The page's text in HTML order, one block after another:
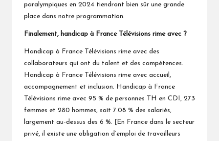
paralympiques en 2024 tiendront bien sûr une grande
place dans notre programmation.
Finalement, handicap à France Télévisions rime avec ?
Handicap à France Télévisions rime avec des
collaborateurs qui ont du talent et des compétences.
Handicap à France Télévisions rime avec accueil,
accompagnement et inclusion. Handicap à France
Télévisions rime avec 95 % de personnes TH en CDI, 273
femmes et 280 hommes, soit 7.08 % des salariés,
largement au-dessus des 6 %. [En France dans le secteur
privé, il existe une obligation d’emploi de travailleurs